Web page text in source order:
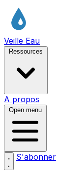
Veille Eau
Ressources
A propos
Open menu
S'abonner